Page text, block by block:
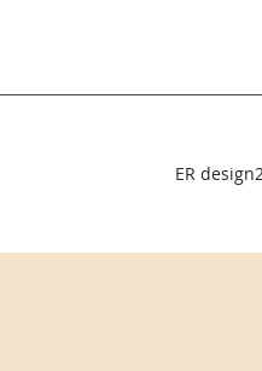
ER